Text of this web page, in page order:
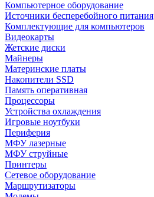
Компьютерное оборудование
Источники бесперебойного питания
Комплектующие для компьютеров
Видеокарты
Жетские диски
Майнеры
Материнские платы
Накопители SSD
Память оперативная
Процессоры
Устройства охлаждения
Игровые ноутбуки
Периферия
МФУ лазерные
МФУ струйные
Принтеры
Сетевое оборудование
Маршрутизаторы